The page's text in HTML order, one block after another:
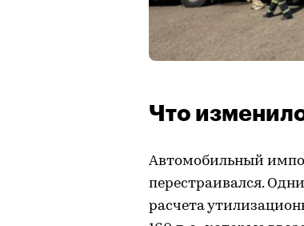
Что
Автомобильный
перестраивался.
расчета